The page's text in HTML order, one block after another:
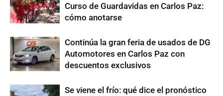
Curso de Guardavidas en Carlos Paz:
cómo anotarse
Continúa la gran feria de usados de DG
Automotores en Carlos Paz con
descuentos exclusivos
Se viene el frío: qué dice el pronóstico